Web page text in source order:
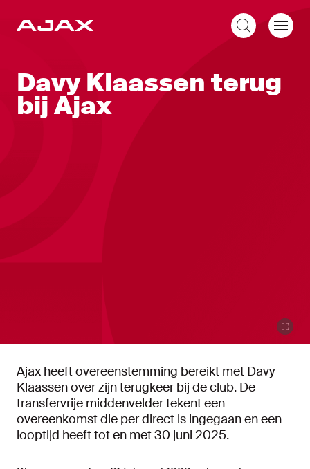
Davy Klaassen terug
bij Ajax
Ajax heeft overeenstemming bereikt met Davy
Klaassen over zijn terugkeer bij de club. De
transfervrije middenvelder tekent een
overeenkomst die per direct is ingegaan en een
looptijd heeft tot en met 30 juni 2025.